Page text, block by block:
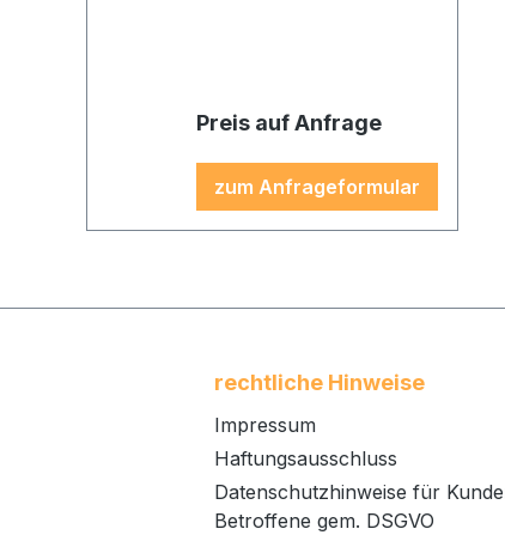
Preis auf Anfrage
zum Anfrageformular
rechtliche Hinweise
Impressum
Haftungsausschluss
Datenschutzhinweise für
Betroffene gem. DSGVO